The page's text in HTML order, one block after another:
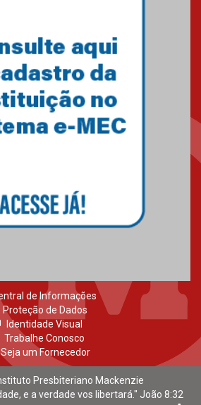
de Informações
Proteção de Dados
Identidade Visual
Trabalhe Conosco
Seja um Fornecedor
Presbiteriano Mackenzie
e a verdade vos libertará." João 8:32